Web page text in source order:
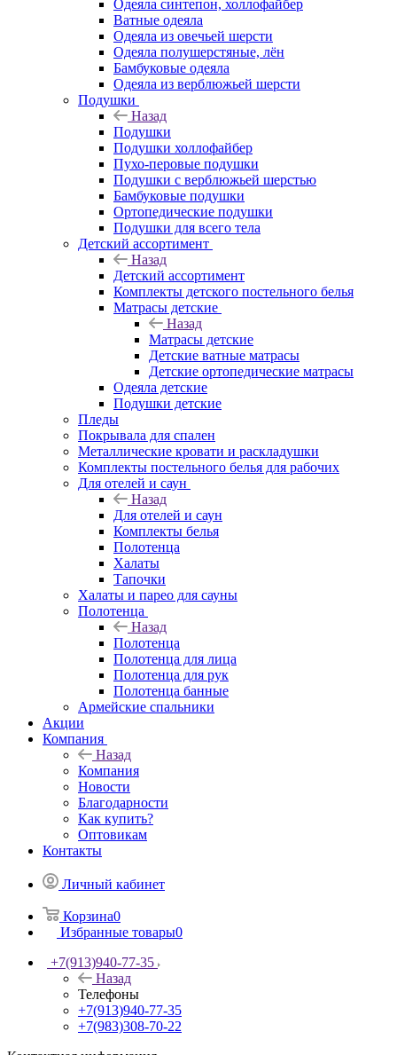
Одеяла синтепон, холлофайбер
Ватные одеяла
Одеяла из овечьей шерсти
Одеяла полушерстяные, лён
Бамбуковые одеяла
Одеяла из верблюжьей шерсти
Подушки
Назад
Подушки
Подушки холлофайбер
Пухо-перовые подушки
Подушки с верблюжьей шерстью
Бамбуковые подушки
Ортопедические подушки
Подушки для всего тела
Детский ассортимент
Назад
Детский ассортимент
Комплекты детского постельного белья
Матрасы детские
Назад
Матрасы детские
Детские ватные матрасы
Детские ортопедические матрасы
Одеяла детские
Подушки детские
Пледы
Покрывала для спален
Металлические кровати и раскладушки
Комплекты постельного белья для рабочих
Для отелей и саун
Назад
Для отелей и саун
Комплекты белья
Полотенца
Халаты
Тапочки
Халаты и парео для сауны
Полотенца
Назад
Полотенца
Полотенца для лица
Полотенца для рук
Полотенца банные
Армейские спальники
Акции
Компания
Назад
Компания
Новости
Благодарности
Как купить?
Оптовикам
Контакты
Личный кабинет
Корзина0
Избранные товары0
+7(913)940-77-35
Назад
Телефоны
+7(913)940-77-35
+7(983)308-70-22